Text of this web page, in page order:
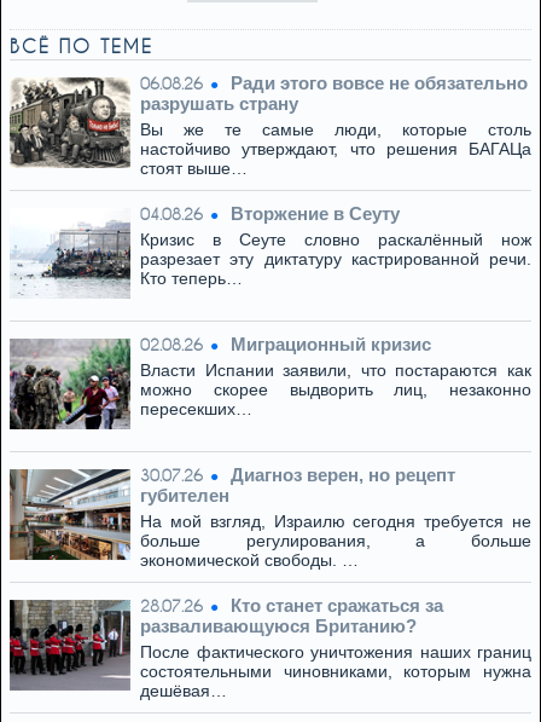
ВСЁ ПО ТЕМЕ
06.08.26
Ради этого вовсе не обязательно
разрушать страну
Вы же те самые люди, которые столь
настойчиво утверждают, что решения БАГАЦа
стоят выше…
04.08.26 Вторжение в Сеуту
Кризис в Сеуте словно раскалённый нож
разрезает эту диктатуру кастрированной речи.
Кто теперь…
02.08.26 Миграционный кризис
Власти Испании заявили, что постараются как
можно скорее выдворить лиц, незаконно
пересекших…
30.07.26
Диагноз верен, но рецепт
губителен
На мой взгляд, Израилю сегодня требуется не
больше регулирования, а больше
экономической свободы. …
28.07.26
Кто станет сражаться за
разваливающуюся Британию?
После фактического уничтожения наших границ
состоятельными чиновниками, которым нужна
дешёвая…